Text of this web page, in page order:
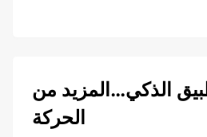
الذكي…المزيد من
الحركة